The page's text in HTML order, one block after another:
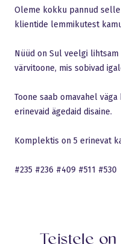
Oleme kokku pannud
klientide lemmikutest
Nüüd on Sul veelgi
värvitoone, mis sobivad
Toone saab omavahel
erinevaid ägedaid disaine.
Komplektis on 5 erinevat
#235 #236 #409 #511 #530